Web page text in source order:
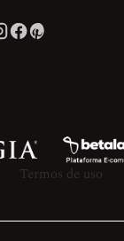
Termos de uso